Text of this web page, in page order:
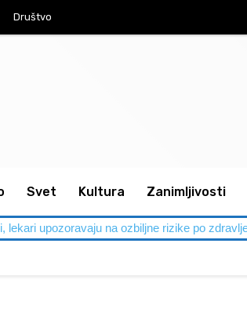
Društvo
Svet Kultura Zanimljivosti
lekari upozoravaju na ozbiljne rizike po